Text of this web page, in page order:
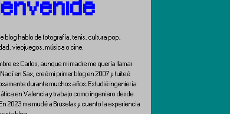
blog hablo de fotografía, tenis, cultura pop,
vieojuegos, música o cine.
es Carlos, aunque mi madre me quería llamar
Nací en Sax, creé mi primer blog en 2007 y tuiteé
durante muchos años. Estudié ingeniería
en Valencia y trabajo como ingeniero desde
2023 me mudé a Bruselas y cuento la experiencia